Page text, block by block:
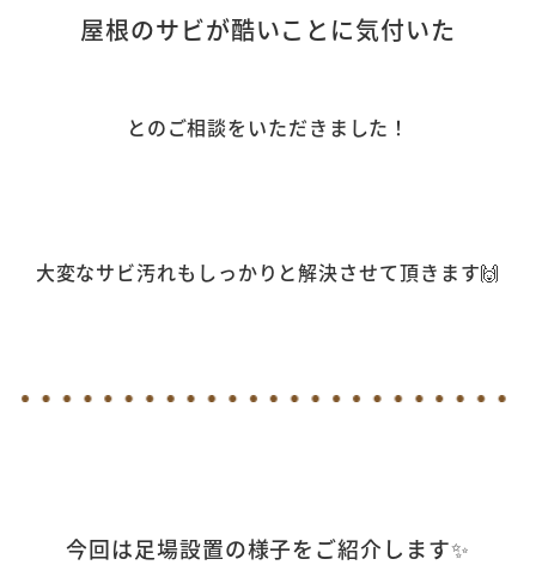
屋根のサビが酷いことに気付いた
とのご相談をいただきました！
大変なサビ汚れもしっかりと解決させて頂きます🙌
今回は足場設置の様子をご紹介します✨